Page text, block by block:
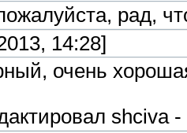
рад,
14:28]
очень
shciva-